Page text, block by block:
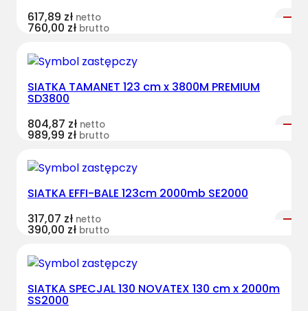
617,89 zł netto
760,00 zł brutto
SIATKA TAMANET 123 cm x 3800M PREMIUM
SD3800
804,87 zł netto
989,99 zł brutto
SIATKA EFFI-BALE 123cm 2000mb SE2000
317,07 zł netto
390,00 zł brutto
SIATKA SPECJAL 130 NOVATEX 130 cm x 2000m
SS2000